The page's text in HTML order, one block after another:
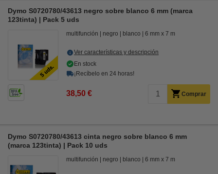
Dymo S0720780/43613 negro sobre blanco 6 mm (marca
123tinta) | Pack 5 uds
multifunción negro blanco 6 mm x 7 m
Ver características y descripción
En stock
¡Recíbelo en 24 horas!
38,50 € Comprar
Dymo S0720780/43613 cinta negro sobre blanco 6 mm
(marca 123tinta) | Pack 10 uds
multifunción negro blanco 6 mm x 7 m